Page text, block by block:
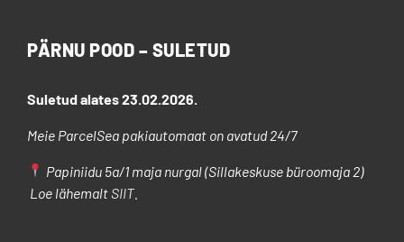
teha
PÄRNU POOD – SULETUD
Suletud alates 23.02.2026.
Meie ParcelSea pakiautomaat on avatud 24/7
Papiniidu 5a/1 maja nurgal (Sillakeskuse büroomaja 2)
Loe lähemaltSIIT.